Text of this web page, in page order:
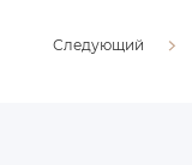
Следующий